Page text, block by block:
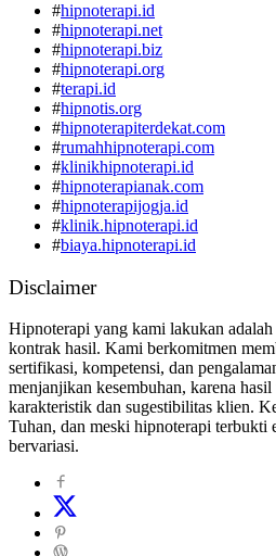
#hipnoterapi.id
#hipnoterapi.net
#hipnoterapi.biz
#hipnoterapi.org
#terapi.id
#hipnotis.org
#hipnoterapiterdekat.com
#rumahhipnoterapi.com
#klinikhipnoterapi.id
#hipnoterapianak.com
#hipnoterapijogja.id
#klinik.hipnoterapi.id
#biaya.hipnoterapi.id
Disclaimer
Hipnoterapi yang kami lakukan
kontrak hasil. Kami berkomitmen
sertifikasi, kompetensi, dan
menjanjikan kesembuhan, karena
karakteristik dan sugestibilitas klien.
Tuhan, dan meski hipnoterapi terbukti
bervariasi.